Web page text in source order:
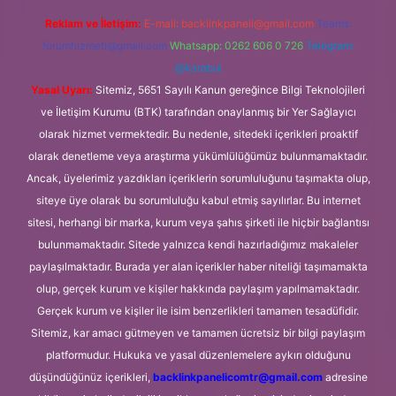
Reklam ve İletişim: E-mail: backlinkpaneli@gmail.com Teams:
forumhizmeti@gmail.com Whatsapp: 0262 606 0 726 Telegram:
@karabul
Yasal Uyarı: Sitemiz, 5651 Sayılı Kanun gereğince Bilgi Teknolojileri
ve İletişim Kurumu (BTK) tarafından onaylanmış bir Yer Sağlayıcı
olarak hizmet vermektedir. Bu nedenle, sitedeki içerikleri proaktif
olarak denetleme veya araştırma yükümlülüğümüz bulunmamaktadır.
Ancak, üyelerimiz yazdıkları içeriklerin sorumluluğunu taşımakta olup,
siteye üye olarak bu sorumluluğu kabul etmiş sayılırlar. Bu internet
sitesi, herhangi bir marka, kurum veya şahıs şirketi ile hiçbir bağlantısı
bulunmamaktadır. Sitede yalnızca kendi hazırladığımız makaleler
paylaşılmaktadır. Burada yer alan içerikler haber niteliği taşımamakta
olup, gerçek kurum ve kişiler hakkında paylaşım yapılmamaktadır.
Gerçek kurum ve kişiler ile isim benzerlikleri tamamen tesadüfidir.
Sitemiz, kar amacı gütmeyen ve tamamen ücretsiz bir bilgi paylaşım
platformudur. Hukuka ve yasal düzenlemelere aykırı olduğunu
düşündüğünüz içerikleri, backlinkpanelicomtr@gmail.comadresine